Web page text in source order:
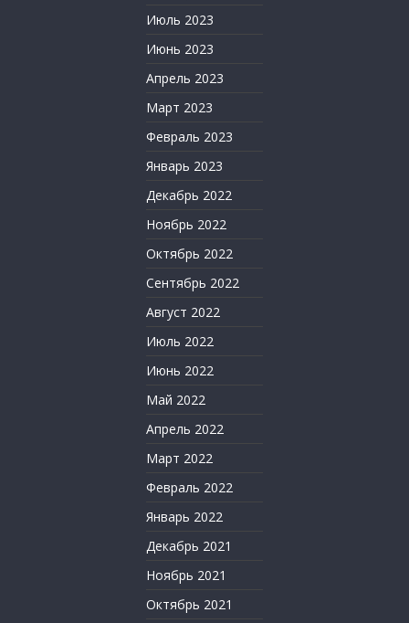
Июль 2023
Июнь 2023
Апрель 2023
Март 2023
Февраль 2023
Январь 2023
Декабрь 2022
Ноябрь 2022
Октябрь 2022
Сентябрь 2022
Август 2022
Июль 2022
Июнь 2022
Май 2022
Апрель 2022
Март 2022
Февраль 2022
Январь 2022
Декабрь 2021
Ноябрь 2021
Октябрь 2021